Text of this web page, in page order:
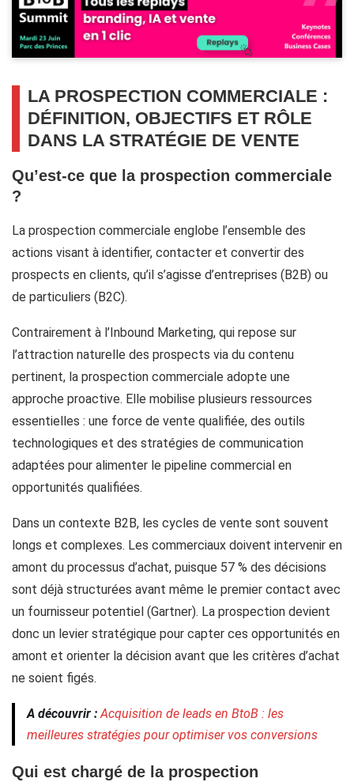
LA PROSPECTION COMMERCIALE :
DÉFINITION, OBJECTIFS ET RÔLE
DANS LA STRATÉGIE DE VENTE
Qu’est-ce que la prospection commerciale
?
La prospection commerciale englobe l’ensemble des
actions visant à identifier, contacter et convertir des
prospects en clients, qu’il s’agisse d’entreprises (B2B) ou
de particuliers (B2C).
Contrairement à l’Inbound Marketing, qui repose sur
l’attraction naturelle des prospects via du contenu
pertinent, la prospection commerciale adopte une
approche proactive. Elle mobilise plusieurs ressources
essentielles : une force de vente qualifiée, des outils
technologiques et des stratégies de communication
adaptées pour alimenter le pipeline commercial en
opportunités qualifiées.
Dans un contexte B2B, les cycles de vente sont souvent
longs et complexes. Les commerciaux doivent intervenir en
amont du processus d’achat, puisque 57 % des décisions
sont déjà structurées avant même le premier contact avec
un fournisseur potentiel (Gartner). La prospection devient
donc un levier stratégique pour capter ces opportunités en
amont et orienter la décision avant que les critères d’achat
ne soient figés.
A découvrir :Acquisition de leads en BtoB : les
meilleures stratégies pour optimiser vos conversions
Qui est chargé de la prospection